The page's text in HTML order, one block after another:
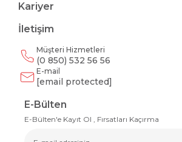
Kariyer
İletişim
Müşteri Hizmetleri
(0 850) 532 56 56
E-mail
[email protected]
E-Bülten
E-Bülten'e Kayıt Ol , Fırsatları Kaçırma